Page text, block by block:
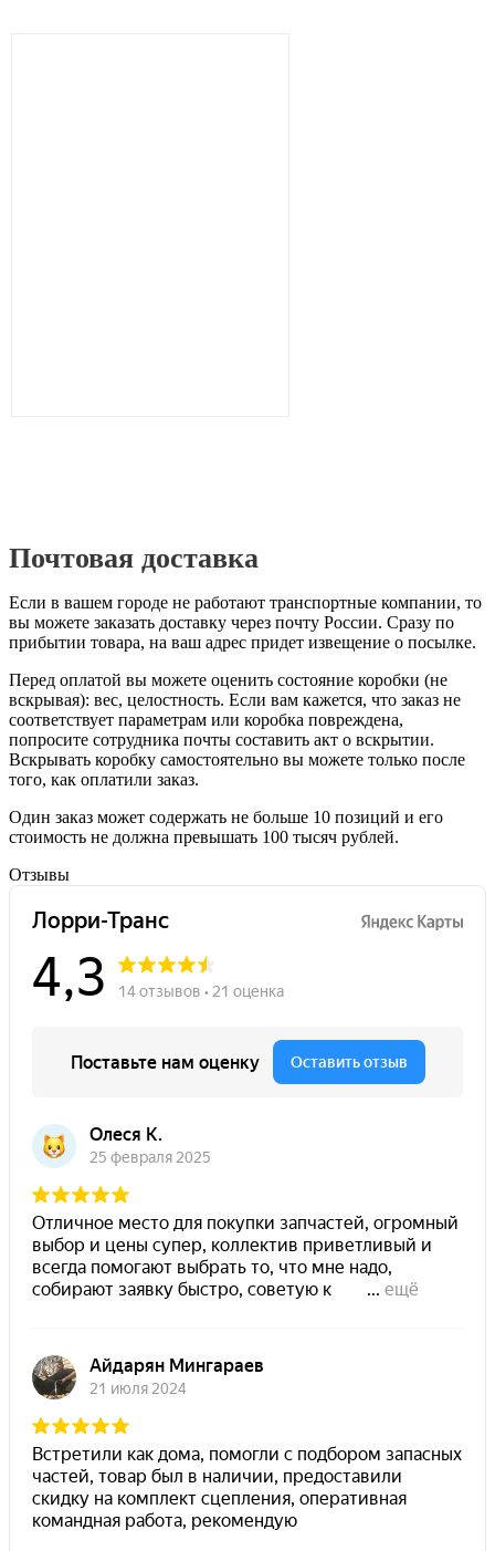
Почтовая доставка
Если в вашем городе не работают транспортные компании, то
вы можете заказать доставку через почту России. Сразу по
прибытии товара, на ваш адрес придет извещение о посылке.
Перед оплатой вы можете оценить состояние коробки (не
вскрывая): вес, целостность. Если вам кажется, что заказ не
соответствует параметрам или коробка повреждена,
попросите сотрудника почты составить акт о вскрытии.
Вскрывать коробку самостоятельно вы можете только после
того, как оплатили заказ.
Один заказ может содержать не больше 10 позиций и его
стоимость не должна превышать 100 тысяч рублей.
Отзывы